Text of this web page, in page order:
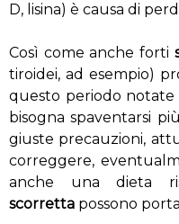
D, lisina) è causa di
Così come anche forti
tiroidei, ad esempio)
questo periodo notate
bisogna spaventarsi
giuste precauzioni,
correggere,
anche una dieta
scorretta possono